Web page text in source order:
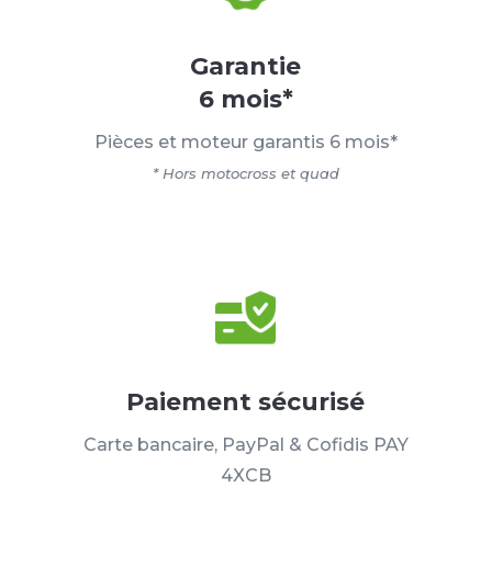
Garantie
6 mois*
Pièces et moteur garantis 6 mois*
* Hors motocross et quad
Paiement sécurisé
Carte bancaire, PayPal & Cofidis PAY
4XCB